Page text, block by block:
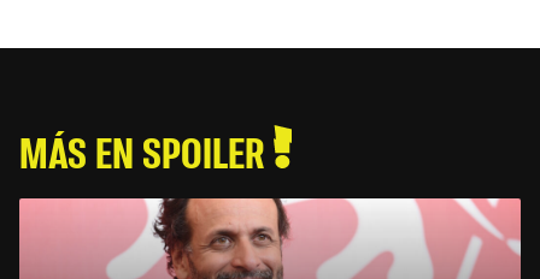
MÁS EN SPOILER